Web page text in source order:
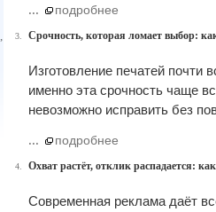
,
... подробнее
3. Срочность, которая ломает выбор:
Изготовление печатей почти
именно эта срочность чаще
невозможно исправить без
... подробнее
4. Охват растёт, отклик распадается:
Современная реклама даёт